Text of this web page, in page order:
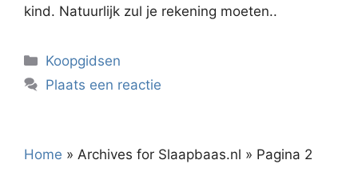
kind. Natuurlijk zul je rekening moeten..
Categorieën
Koopgidsen
Plaats een reactie
Home » Archives for Slaapbaas.nl » Pagina 2